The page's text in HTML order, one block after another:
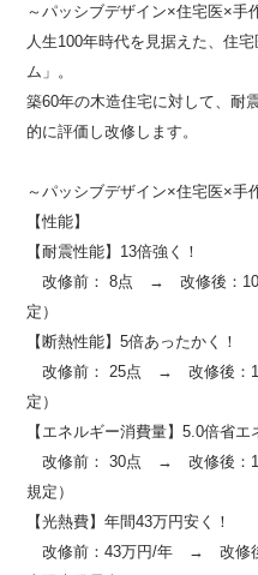
～パッシブデザイン×住宅医×手
人生100年時代を見据えた、住
ム」。
築60年の木造住宅に対して、耐
的に評価し改修します。
～パッシブデザイン×住宅医×手
【性能】
【耐震性能】13倍強く！
改修前： 8点 → 改修後：
定）
【断熱性能】5倍あったかく！
改修前： 25点 → 改修後：
定）
【エネルギー消費量】5.0倍省エ
改修前： 30点 → 改修後：
規定）
【光熱費】年間43万円安く！
改修前：43万円/年 → 改修